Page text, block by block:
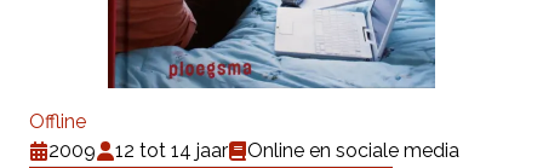
Offline
2009
12 tot 14 jaar
Online en sociale media